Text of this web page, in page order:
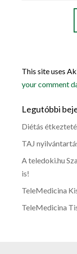
This site uses
your comment
Legutóbbi
Diétás
TAJ
A teledoki.hu
is!
TeleMedicina
TeleMedicina